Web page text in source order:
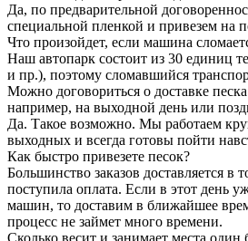
Да, по предварительной
специальной пленкой и привезем на
Что произойдет, если машина
Наш автопарк состоит из 30 единиц
и пр.), поэтому сломавшийся
Можно договориться о доставке
например, на выходной день или
Да. Такое возможно. Мы работаем
выходных и всегда готовы пойти
Как быстро привезете песок?
Большинство заказов доставляется в
поступила оплата. Если в этот день
машин, то доставим в ближайшее
процесс не займет много времени.
Сколько весит и занимает места один